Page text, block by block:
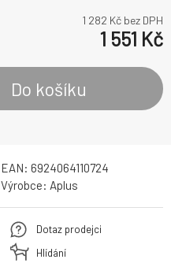
1 282 Kč bez DPH
1 551 Kč
Do košíku
EAN: 6924064110724
Výrobce: Aplus
Dotaz prodejci
Hlídání